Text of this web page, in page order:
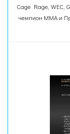
Cage Rage, WEC,
чемпион MMA и